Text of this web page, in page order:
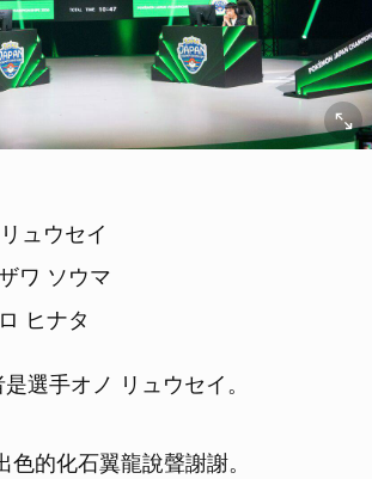
ュウセイ
ワ ソウマ
ヒナタ
選手オノ リュウセイ。
色的化石翼龍說聲謝謝。